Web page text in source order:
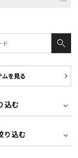
ムを見る
込む
り込む